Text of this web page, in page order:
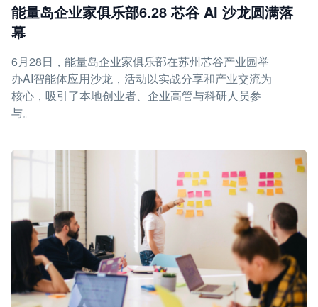
能量岛企业家俱乐部6.28 芯谷 AI 沙龙圆满落
幕
6月28日，能量岛企业家俱乐部在苏州芯谷产业园举
办AI智能体应用沙龙，活动以实战分享和产业交流为
核心，吸引了本地创业者、企业高管与科研人员参
与。